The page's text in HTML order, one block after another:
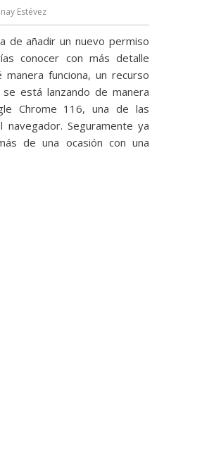
Estévez
de añadir un nuevo permiso
conocer con más detalle
funciona, un recurso
está lanzando de manera
Chrome 116, una de las
navegador. Seguramente ya
de una ocasión con una